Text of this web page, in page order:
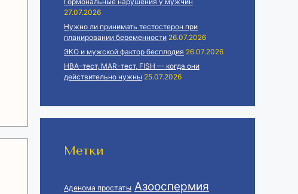
27.07.2026
Нужно ли принимать тестостерон при
планировании беременности 26.07.2026
ЭКО и мужской фактор бесплодия 26.07.2026
HBA-тест, MAR-тест, FISH — когда они
действительно нужны 25.07.2026
Метки
Аденома простаты Азооспермия